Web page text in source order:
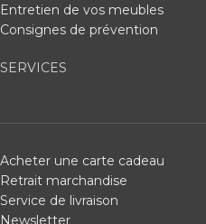
Entretien de vos meubles
Consignes de prévention
SERVICES
Acheter une carte cadeau
Retrait marchandise
Service de livraison